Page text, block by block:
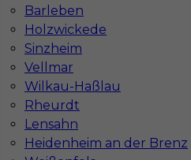
Barleben
Holzwickede
Sinzheim
Vellmar
Wilkau-Haßlau
Rheurdt
Lensahn
Heidenheim an der Brenz
Jak znaleźć pracę za
Czy praca Niemcy na
opłaca przy obecnych